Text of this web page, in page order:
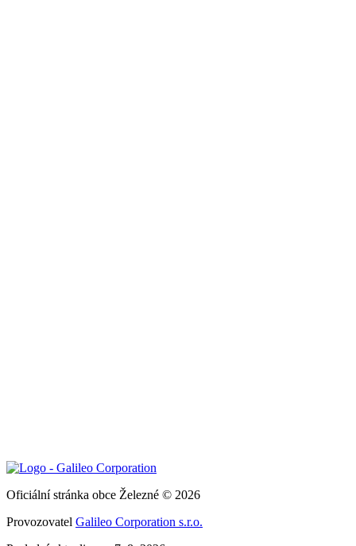
Oficiální stránka obce Železné © 2026
Provozovatel Galileo Corporation s.r.o.